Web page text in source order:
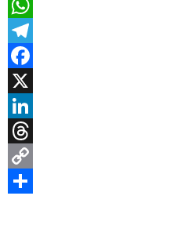
WhatsApp
Telegram
Facebook
X
LinkedIn
Threads
Copy